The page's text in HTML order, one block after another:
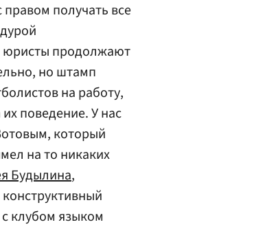
получать все
юристы продолжают
но штамп
на работу,
поведение. У нас
который
на то никаких
Будылина,
клубом языком